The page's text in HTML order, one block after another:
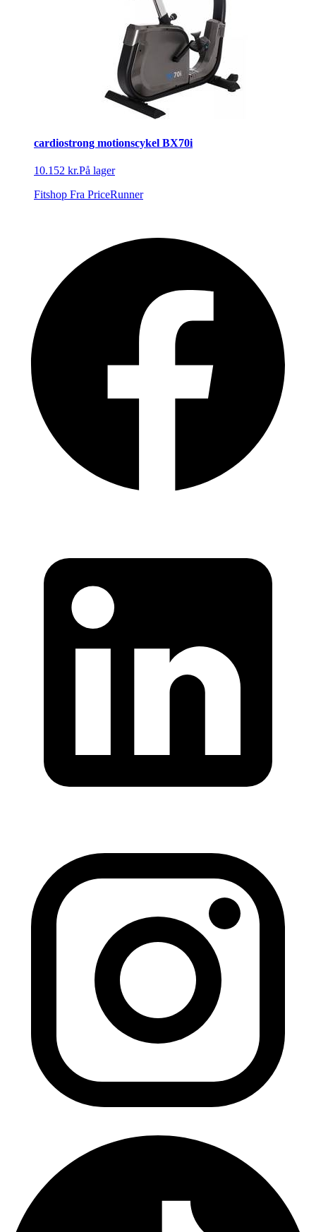
cardiostrong motionscykel BX70i
10.152 kr.På lager
Fitshop Fra PriceRunner